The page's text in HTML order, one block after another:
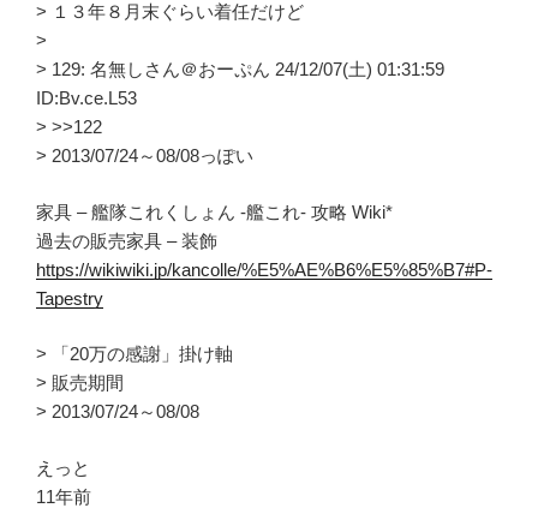
> １３年８月末ぐらい着任だけど
>
> 129: 名無しさん＠おーぷん 24/12/07(土) 01:31:59
ID:Bv.ce.L53
> >>122
> 2013/07/24～08/08っぽい
家具 – 艦隊これくしょん -艦これ- 攻略 Wiki*
過去の販売家具 – 装飾
https://wikiwiki.jp/kancolle/%E5%AE%B6%E5%85%B7#P-
Tapestry
> 「20万の感謝」掛け軸
> 販売期間
> 2013/07/24～08/08
えっと
11年前